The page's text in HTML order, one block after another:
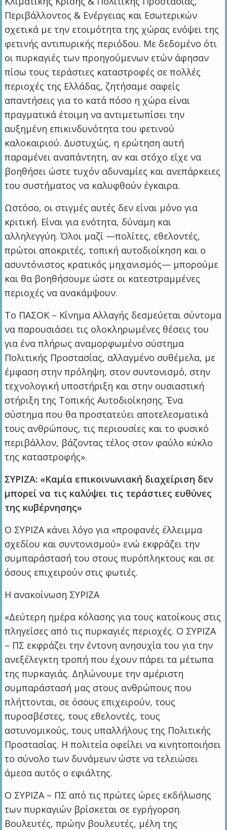
Περιβάλλοντος & Ενέργειας και Εσωτερικών
σχετικά με την ετοιμότητα της χώρας ενόψει της
φετινής αντιπυρικής περιόδου. Με δεδομένο ότι
οι πυρκαγιές των προηγούμενων ετών άφησαν
πίσω τους τεράστιες καταστροφές σε πολλές
περιοχές της Ελλάδας, ζητήσαμε σαφείς
απαντήσεις για το κατά πόσο η χώρα είναι
πραγματικά έτοιμη να αντιμετωπίσει την
αυξημένη επικινδυνότητα του φετινού
καλοκαιριού. Δυστυχώς, η ερώτηση αυτή
παραμένει αναπάντητη, αν και στόχο είχε να
βοηθήσει ώστε τυχόν αδυναμίες και ανεπάρκειες
του συστήματος να καλυφθούν έγκαιρα.
Ωστόσο, οι στιγμές αυτές δεν είναι μόνο για
κριτική. Είναι για ενότητα, δύναμη και
αλληλεγγύη. Όλοι μαζί —πολίτες, εθελοντές,
πρώτοι αποκριτές, τοπική αυτοδιοίκηση και ο
ασυντόνιστος κρατικός μηχανισμός— μπορούμε
και θα βοηθήσουμε ώστε οι κατεστραμμένες
περιοχές να ανακάμψουν.
Το ΠΑΣΟΚ – Κίνημα Αλλαγής δεσμεύεται σύντομα
να παρουσιάσει τις ολοκληρωμένες θέσεις του
για ένα πλήρως αναμορφωμένο σύστημα
Πολιτικής Προστασίας, αλλαγμένο συθέμελα, με
έμφαση στην πρόληψη, στον συντονισμό, στην
τεχνολογική υποστήριξη και στην ουσιαστική
στήριξη της Τοπικής Αυτοδιοίκησης. Ένα
σύστημα που θα προστατεύει αποτελεσματικά
τους ανθρώπους, τις περιουσίες και το φυσικό
περιβάλλον, βάζοντας τέλος στον φαύλο κύκλο
της καταστροφής».
ΣΥΡΙΖΑ: «Καμία επικοινωνιακή διαχείριση δεν
μπορεί να τις καλύψει τις τεράστιες ευθύνες
της κυβέρνησης»
Ο ΣΥΡΙΖΑ κάνει λόγο για «προφανές έλλειμμα
σχεδίου και συντονισμού» ενώ εκφράζει την
συμπαράστασή του στους πυρόπληκτους και σε
όσους επιχειρούν στις φωτιές.
Η ανακοίνωση ΣΥΡΙΖΑ
«Δεύτερη ημέρα κόλασης για τους κατοίκους στις
πληγείσες από τις πυρκαγιές περιοχές. Ο ΣΥΡΙΖΑ
– ΠΣ εκφράζει την έντονη ανησυχία του για την
ανεξέλεγκτη τροπή που έχουν πάρει τα μέτωπα
της πυρκαγιάς. Δηλώνουμε την αμέριστη
συμπαράστασή μας στους ανθρώπους που
πλήττονται, σε όσους επιχειρούν, τους
πυροσβέστες, τους εθελοντές, τους
αστυνομικούς, τους υπαλλήλους της Πολιτικής
Προστασίας. Η πολιτεία οφείλει να κινητοποιήσει
το σύνολο των δυνάμεων ώστε να τελειώσει
άμεσα αυτός ο εφιάλτης.
Ο ΣΥΡΙΖΑ – ΠΣ από τις πρώτες ώρες εκδήλωσης
των πυρκαγιών βρίσκεται σε εγρήγορση.
Βουλευτές, πρώην βουλευτές, μέλη της